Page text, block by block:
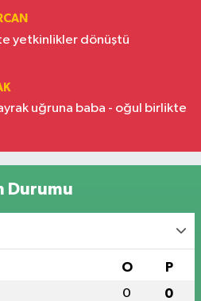
yetkinlikler dönüştü
uğruna baba - oğul birlikte
Durumu
O P
0 0